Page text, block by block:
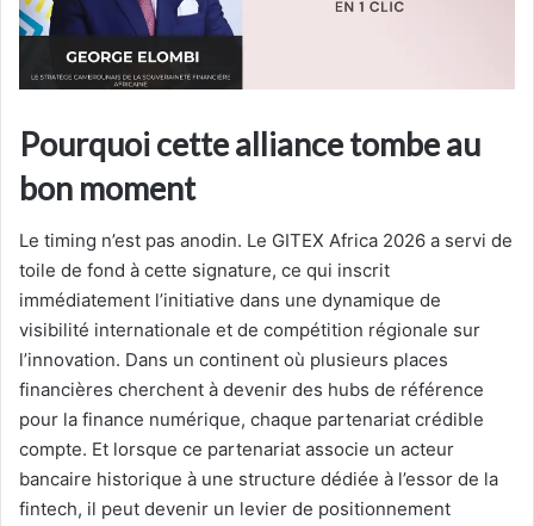
Pourquoi cette alliance tombe au
bon moment
Le timing n’est pas anodin. Le GITEX Africa 2026 a servi de
toile de fond à cette signature, ce qui inscrit
immédiatement l’initiative dans une dynamique de
visibilité internationale et de compétition régionale sur
l’innovation. Dans un continent où plusieurs places
financières cherchent à devenir des hubs de référence
pour la finance numérique, chaque partenariat crédible
compte. Et lorsque ce partenariat associe un acteur
bancaire historique à une structure dédiée à l’essor de la
fintech, il peut devenir un levier de positionnement